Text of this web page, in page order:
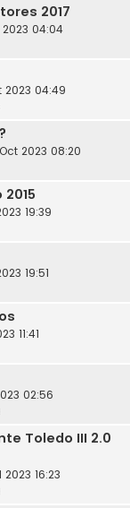
2017
04:04
2023 04:49
2023 08:20
19:39
19:51
11:41
02:56
Toledo III 2.0
2023 16:23